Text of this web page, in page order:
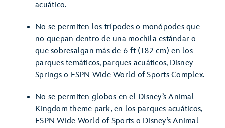
acuático.
No se permiten los trípodes o monópodes que
no quepan dentro de una mochila estándar o
que sobresalgan más de 6 ft (182 cm) en los
parques temáticos, parques acuáticos, Disney
Springs o ESPN Wide World of Sports Complex.
No se permiten globos en el Disney’s Animal
Kingdom theme park, en los parques acuáticos,
ESPN Wide World of Sports o Disney’s Animal